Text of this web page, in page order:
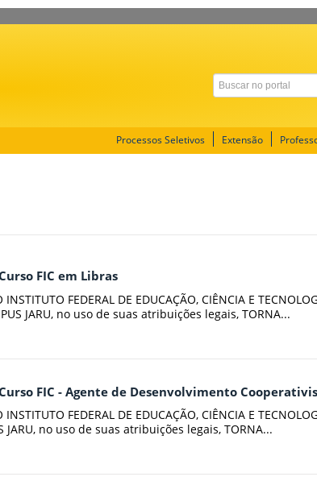
Processos Seletivos Extensão
FIC em Libras
INSTITUTO FEDERAL DE EDUCAÇÃO, CIÊNCIA E
JARU, no uso de suas atribuições legais, TORNA...
FIC - Agente de Desenvolvimento
INSTITUTO FEDERAL DE EDUCAÇÃO, CIÊNCIA E
JARU, no uso de suas atribuições legais, TORNA...